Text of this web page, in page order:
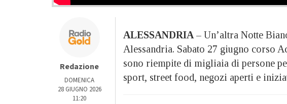
Redazione
DOMENICA
28 GIUGNO 2026
11:20
ALESSANDRIA– Un’altra Notte
Alessandria. Sabato 27 giugno corso
sono riempite di migliaia di persone
sport, street food, negozi aperti e